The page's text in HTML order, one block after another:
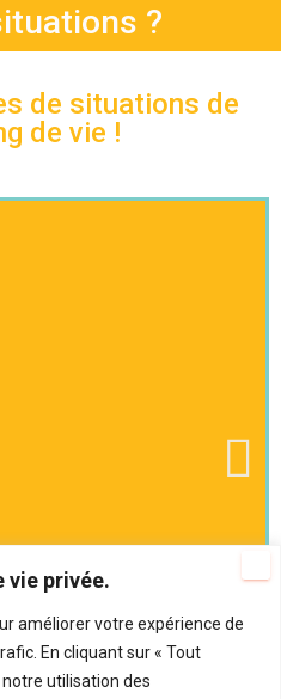
vie privée.
améliorer votre expérience de
En cliquant sur « Tout
utilisation des
?
de situations de
de vie !